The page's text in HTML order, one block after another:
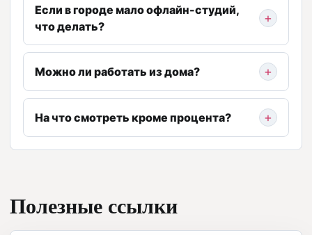
Если в городе мало офлайн-студий,
что делать?
Можно ли работать из дома?
На что смотреть кроме процента?
Полезные ссылки